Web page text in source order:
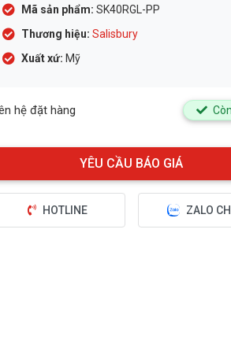
Mã sản phẩm: SK40RGL-PP
Thương hiệu: Salisbury
Xuất xứ: Mỹ
hệ đặt hàng
HOTLINE ZALO